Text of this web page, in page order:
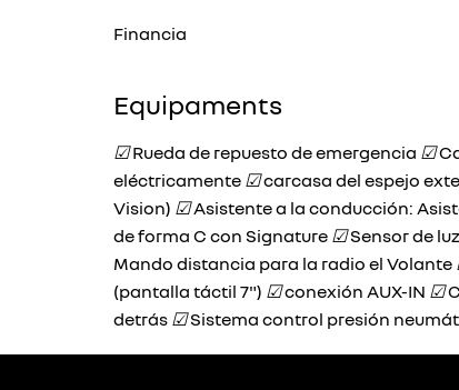
Financia
Equipaments
☑Rueda de repuesto de emergencia ☑
eléctricamente ☑carcasa del espejo
Vision) ☑Asistente a la conducción:
de forma C con Signature ☑Sensor de
Mando distancia para la radio el Volante
(pantalla táctil 7") ☑conexión AUX-IN ☑
detrás ☑Sistema control presión